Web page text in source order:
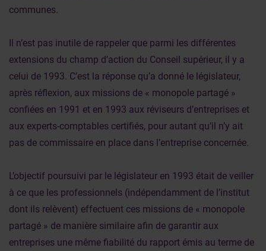
communes.
Il n’est pas inutile de rappeler que parmi les différentes
extensions du champ d’action du Conseil supérieur, il y a
celui de 1993. C’est la réponse qu’a donné le législateur,
après réflexion, aux missions de « monopole partagé »
confiées en 1991 et en 1993 aux réviseurs d’entreprises et
aux experts-comptables certifiés, pour autant qu’il n’y ait
pas de commissaire en place dans l’entreprise concernée.
L’objectif poursuivi par le législateur en 1993 était de veiller
à ce que les professionnels (indépendamment de l’institut
dont ils relèvent) effectuent ces missions de « monopole
partagé » de manière similaire afin de garantir aux
entreprises une même fiabilité du rapport émis au terme de